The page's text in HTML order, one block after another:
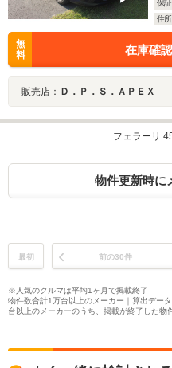
保証
住所
無
料
在庫確
販売店： Ｄ．Ｐ．Ｓ．ＡＰＥＸ
フェラーリ
物件更新時に
最初 前の30件
※人気のクルマは平均1ヶ月で掲載終了
物件数合計1万台以上のメーカー｜算出デー
台以上のメーカーのうち、掲載が終了した物